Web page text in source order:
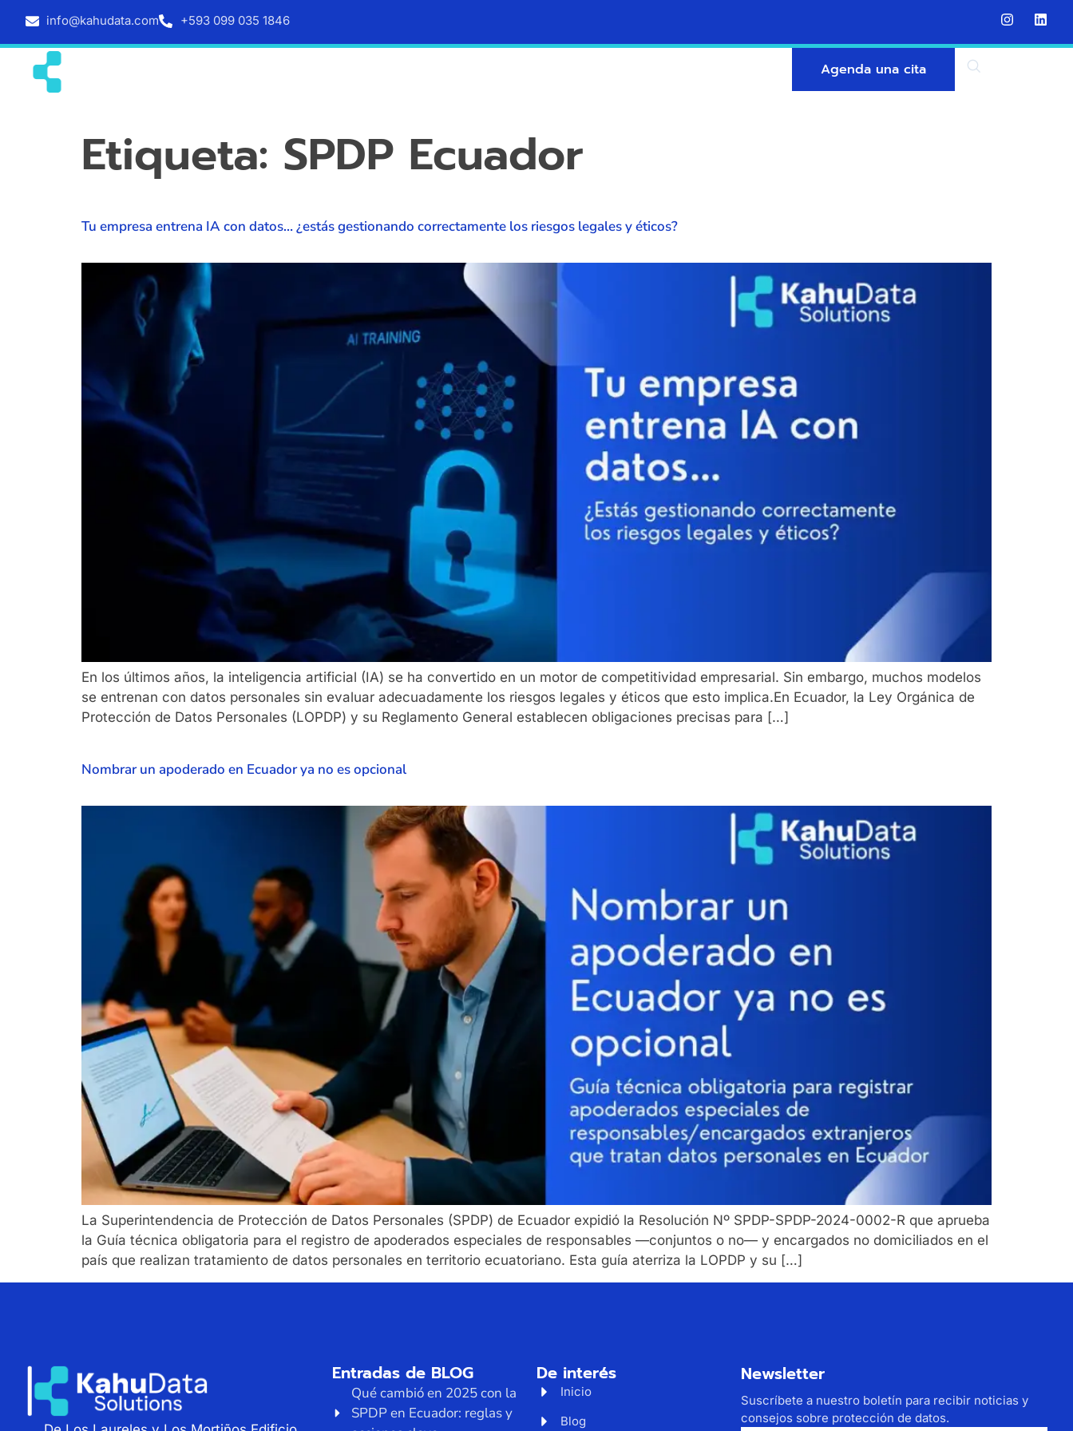
info@kahudata.com +593 099 035 1846
Agenda una cita
Etiqueta: SPDP Ecuador
Tu empresa entrena IA con datos… ¿estás gestionando correctamente los riesgos legales y éticos?
En los últimos años, la inteligencia artificial (IA) se ha convertido en un motor de competitividad empresarial. Sin embargo, muchos modelos
se entrenan con datos personales sin evaluar adecuadamente los riesgos legales y éticos que esto implica.En Ecuador, la Ley Orgánica de
Protección de Datos Personales (LOPDP) y su Reglamento General establecen obligaciones precisas para […]
Nombrar un apoderado en Ecuador ya no es opcional
La Superintendencia de Protección de Datos Personales (SPDP) de Ecuador expidió la Resolución Nº SPDP-SPDP-2024-0002-R que aprueba
la Guía técnica obligatoria para el registro de apoderados especiales de responsables —conjuntos o no— y encargados no domiciliados en el
país que realizan tratamiento de datos personales en territorio ecuatoriano. Esta guía aterriza la LOPDP y su […]
Entradas de BLOG
Qué cambió en 2025 con la
SPDP en Ecuador: reglas y
De interés
Inicio
Blog
Newsletter
Suscríbete a nuestro boletín para recibir noticias y
consejos sobre protección de datos.